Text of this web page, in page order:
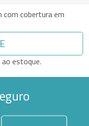
com cobertura em
estoque.